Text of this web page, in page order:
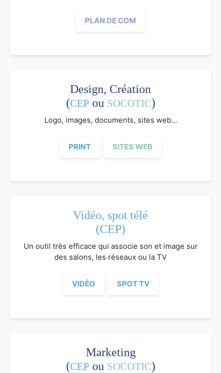
PLAN DE COM
Design, Création
(CEP ou SOCOTIC)
Logo, images, documents, sites web...
PRINT SITES WEB
Vidéo, spot télé
(CEP)
Un outil très efficace qui associe son et image sur
des salons, les réseaux ou la TV
VIDÉO SPOT TV
Marketing
(CEP ou SOCOTIC)